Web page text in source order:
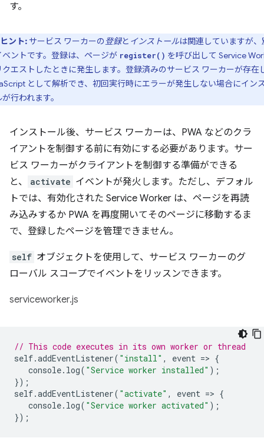
す。
ヒント: サービス ワーカーの 登録と インストールは関連していますが、
ベントです。登録は、ページが register() を呼び出して Service
クエストしたときに発生します。登録済みのサービス ワーカーが存在
として解析でき、初回実行時にエラーが発生しない場合にイン
行われます。
インストール後、サービス ワーカーは、PWA などのクラ
イアントを制御する前に有効にする必要があります。サー
ビス ワーカーがクライアントを制御する準備ができる
と、
activate イベントが発火します。ただし、デフォル
トでは、有効化された Service Worker は、ページを再読
み込みするか PWA を再度開いてそのページに移動するま
で、登録したページを管理できません。
self オブジェクトを使用して、サービス ワーカーのグ
ローバル スコープでイベントをリッスンできます。
serviceworker.js
// This code executes in its own worker or thread
self.addEventListener( "install" , event => {
console. log( "Service worker installed" );
});
self.addEventListener( "activate" , event => {
console. log( "Service worker activated" );
});